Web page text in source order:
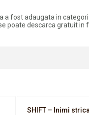
a fost adaugata in
poate descarca gratuit in
SHIFT – Inimi